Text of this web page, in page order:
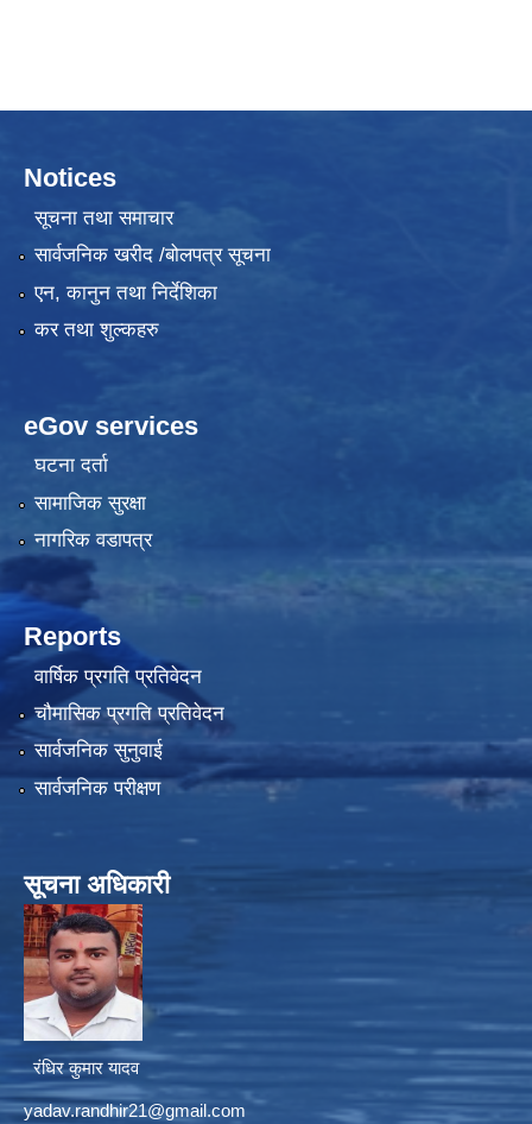
Notices
सूचना तथा समाचार
सार्वजनिक खरीद /बोलपत्र सूचना
एन, कानुन तथा निर्देशिका
कर तथा शुल्कहरु
eGov services
घटना दर्ता
सामाजिक सुरक्षा
नागरिक वडापत्र
Reports
वार्षिक प्रगति प्रतिवेदन
चौमासिक प्रगति प्रतिवेदन
सार्वजनिक सुनुवाई
सार्वजनिक परीक्षण
सूचना अधिकारी
रंधिर कुमार यादव
yadav.randhir21@gmail.com